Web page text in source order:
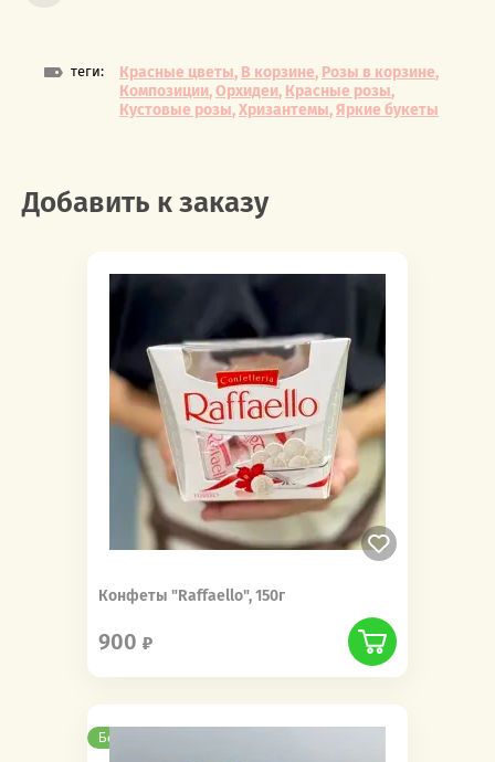
теги: Красные цветы, В корзине, Розы в корзине,
Композиции,Орхидеи, Красные розы,
Кустовые розы,Хризантемы,Яркие букеты
Добавить к заказу
Конфеты "Raffaello", 150г
900
Бесплатная доставка